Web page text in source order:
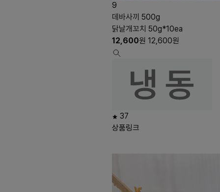
9
데바사끼 500g
닭날개꼬치 50g*10ea
12,600원 12,600원
37
상품링크